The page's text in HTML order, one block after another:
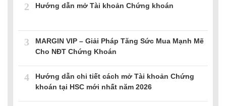
2 Hướng dẫn mở Tài khoản Chứng khoán
3
MARGIN VIP – Giải Pháp Tăng Sức Mua Mạnh Mẽ
Cho NĐT Chứng Khoán
4
Hướng dẫn chi tiết cách mở Tài khoản Chứng
khoán tại HSC mới nhất năm 2026